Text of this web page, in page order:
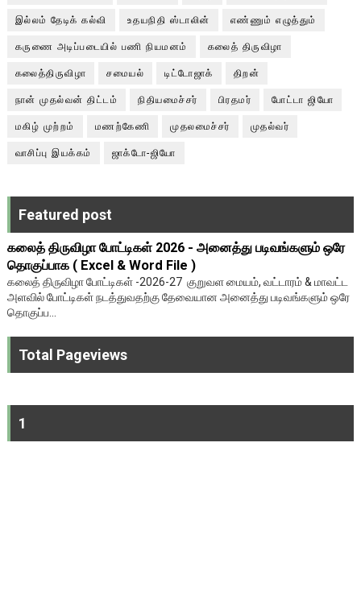
இல்லம் தேடிக் கல்வி உதயநிதி ஸ்டாலின் எண்ணும் எழுத்தும்
கருணை அடிப்படையில் பணி நியமனம் கலைத் திருவிழா
கலைத்திருவிழா சமையல் டிட்டோஜாக் திறன்
நான் முதல்வன் திட்டம் நிதியமைச்சர் பிரதமர் போட்டா ஜியோ
மகிழ் முற்றம் மணற்கேணி முதலமைச்சர் முதல்வர்
வாசிப்பு இயக்கம் ஜாக்டோ-ஜியோ
Featured post
கலைத் திருவிழா போட்டிகள் 2026 - அனைத்து படிவங்களும் ஒரே
தொகுப்பாக ( Excel & Word File )
கலைத் திருவிழா போட்டிகள் -2026-27 குறுவள மையம், வட்டாரம் & மாவட்ட
அளவில் போட்டிகள் நடத்துவதற்கு தேவையான அனைத்து படிவங்களும் ஒரே
தொகுப்ப...
Total Pageviews
1